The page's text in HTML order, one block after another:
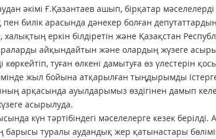
әкімі Ғ.Қазантаев ашып, бірқатар
пен билік арасында дәнекер болған
халықтың еркін білдіретін және Қазақстан
айқындайтын және олардың жүзеге
көркейтіп, туған өлкені дамытуға өз үлестерін
жыл бойына атқарылған тыңдырымды
арқасында ауылдарымыз өздігінен дамып
асырылуда.
күн тәртібіндегі мәселелерге кезек
барысы туралы аудандық жер қатынастары